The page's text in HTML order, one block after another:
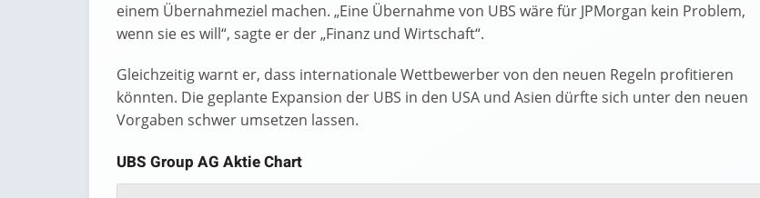
einem Übernahmeziel machen. „Eine Übernahme von UBS wäre für JPMorgan kein Problem,
wenn sie es will“, sagte er der „Finanz und Wirtschaft“.
Gleichzeitig warnt er, dass internationale Wettbewerber von den neuen Regeln profitieren
könnten. Die geplante Expansion der UBS in den USA und Asien dürfte sich unter den neuen
Vorgaben schwer umsetzen lassen.
UBS Group AG Aktie Chart